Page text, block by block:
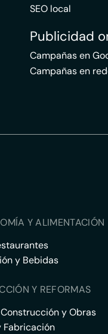
SEO local
Publicidad
Campañas en
Campañas en
Y ALIMENTACIÓN
y Bebidas
Y REFORMAS
y Obras
Fabricación